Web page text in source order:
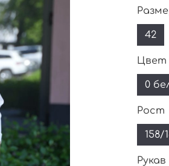
42
Цвет
0
Рост
158/
Рукав